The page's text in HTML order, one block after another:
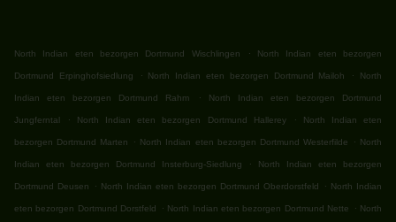
North Indian eten bezorgen Dortmund Wischlingen . North Indian eten bezorgen
Dortmund Erpinghofsiedlung . North Indian eten bezorgen Dortmund Mailoh . North
Indian eten bezorgen Dortmund Rahm . North Indian eten bezorgen Dortmund
Jungferntal . North Indian eten bezorgen Dortmund Hallerey . North Indian eten
bezorgen Dortmund Marten . North Indian eten bezorgen Dortmund Westerfilde . North
Indian eten bezorgen Dortmund Insterburg-Siedlung . North Indian eten bezorgen
Dortmund Deusen . North Indian eten bezorgen Dortmund Oberdorstfeld . North Indian
eten bezorgen Dortmund Dorstfeld . North Indian eten bezorgen Dortmund Nette . North